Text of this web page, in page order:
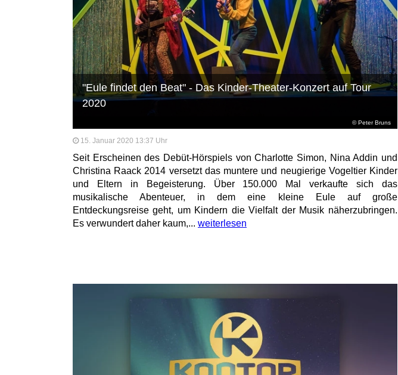
© Peter Bruns
"Eule findet den Beat" - Das Kinder-Theater-Konzert auf Tour
2020
15. Januar 2020 13:37 Uhr
Seit Erscheinen des Debüt-Hörspiels von Charlotte Simon, Nina Addin und
Christina Raack 2014 versetzt das muntere und neugierige Vogeltier Kinder
und Eltern in Begeisterung. Über 150.000 Mal verkaufte sich das
musikalische Abenteuer, in dem eine kleine Eule auf große
Entdeckungsreise geht, um Kindern die Vielfalt der Musik näherzubringen.
Es verwundert daher kaum,... weiterlesen